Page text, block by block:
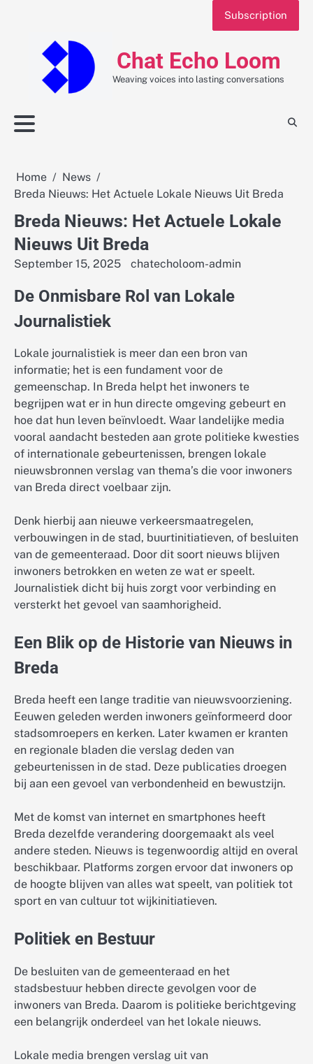
Chat Echo Loom
Weaving voices into lasting conversations
Subscription
Home
News
Breda Nieuws: Het Actuele Lokale Nieuws Uit Breda
Breda Nieuws: Het Actuele Lokale
Nieuws Uit Breda
September 15, 2025 chatecholoom-admin
De Onmisbare Rol van Lokale
Journalistiek
Lokale journalistiek is meer dan een bron van
informatie; het is een fundament voor de
gemeenschap. In Breda helpt het inwoners te
begrijpen wat er in hun directe omgeving gebeurt en
hoe dat hun leven beïnvloedt. Waar landelijke media
vooral aandacht besteden aan grote politieke kwesties
of internationale gebeurtenissen, brengen lokale
nieuwsbronnen verslag van thema’s die voor inwoners
van Breda direct voelbaar zijn.
Denk hierbij aan nieuwe verkeersmaatregelen,
verbouwingen in de stad, buurtinitiatieven, of besluiten
van de gemeenteraad. Door dit soort nieuws blijven
inwoners betrokken en weten ze wat er speelt.
Journalistiek dicht bij huis zorgt voor verbinding en
versterkt het gevoel van saamhorigheid.
Een Blik op de Historie van Nieuws in
Breda
Breda heeft een lange traditie van nieuwsvoorziening.
Eeuwen geleden werden inwoners geïnformeerd door
stadsomroepers en kerken. Later kwamen er kranten
en regionale bladen die verslag deden van
gebeurtenissen in de stad. Deze publicaties droegen
bij aan een gevoel van verbondenheid en bewustzijn.
Met de komst van internet en smartphones heeft
Breda dezelfde verandering doorgemaakt als veel
andere steden. Nieuws is tegenwoordig altijd en overal
beschikbaar. Platforms zorgen ervoor dat inwoners op
de hoogte blijven van alles wat speelt, van politiek tot
sport en van cultuur tot wijkinitiatieven.
Politiek en Bestuur
De besluiten van de gemeenteraad en het
stadsbestuur hebben directe gevolgen voor de
inwoners van Breda. Daarom is politieke berichtgeving
een belangrijk onderdeel van het lokale nieuws.
Lokale media brengen verslag uit van